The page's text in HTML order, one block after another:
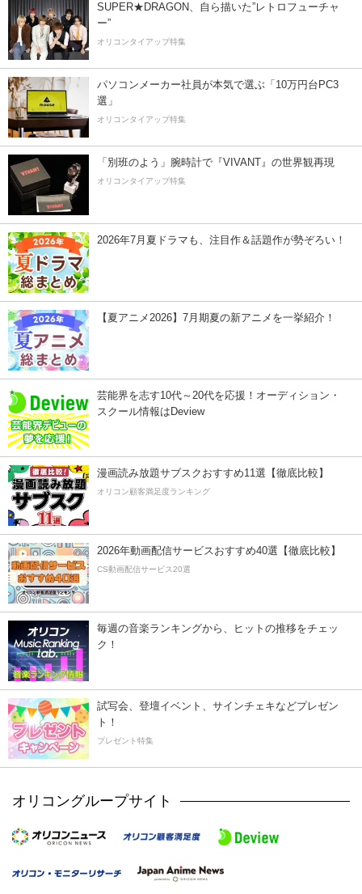
SUPER★DRAGON、自ら描いた”レトロフューチャ
ー”
オリコンタイアップ特集
パソコンメーカー社員が本気で選ぶ「10万円台PC3
選」
オリコンタイアップ特集
「別班のよう」腕時計で『VIVANT』の世界観再現
オリコンタイアップ特集
2026年7月夏ドラマも、注目作＆話題作が勢ぞろい！
【夏アニメ2026】7月期夏の新アニメを一挙紹介！
芸能界を志す10代～20代を応援！オーディション・
スクール情報はDeview
漫画読み放題サブスクおすすめ11選【徹底比較】
オリコン顧客満足度ランキング
2026年動画配信サービスおすすめ40選【徹底比較】
CS動画配信サービス20選
毎週の音楽ランキングから、ヒットの推移をチェッ
ク！
試写会、登壇イベント、サインチェキなどプレゼン
ト！
プレゼント特集
オリコングループサイト